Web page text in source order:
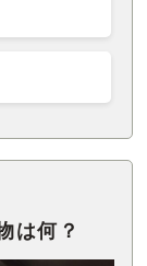
は何？